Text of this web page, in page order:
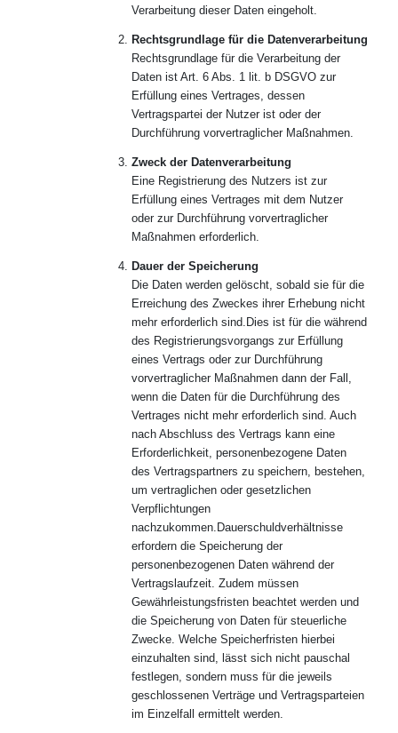
Verarbeitung dieser Daten eingeholt.
Rechtsgrundlage für die Datenverarbeitung
Rechtsgrundlage für die Verarbeitung der
Daten ist Art. 6 Abs. 1 lit. b DSGVO zur
Erfüllung eines Vertrages, dessen
Vertragspartei der Nutzer ist oder der
Durchführung vorvertraglicher Maßnahmen.
Zweck der Datenverarbeitung
Eine Registrierung des Nutzers ist zur
Erfüllung eines Vertrages mit dem Nutzer
oder zur Durchführung vorvertraglicher
Maßnahmen erforderlich.
Dauer der Speicherung
Die Daten werden gelöscht, sobald sie für die
Erreichung des Zweckes ihrer Erhebung nicht
mehr erforderlich sind.Dies ist für die während
des Registrierungsvorgangs zur Erfüllung
eines Vertrags oder zur Durchführung
vorvertraglicher Maßnahmen dann der Fall,
wenn die Daten für die Durchführung des
Vertrages nicht mehr erforderlich sind. Auch
nach Abschluss des Vertrags kann eine
Erforderlichkeit, personenbezogene Daten
des Vertragspartners zu speichern, bestehen,
um vertraglichen oder gesetzlichen
Verpflichtungen
nachzukommen.Dauerschuldverhältnisse
erfordern die Speicherung der
personenbezogenen Daten während der
Vertragslaufzeit. Zudem müssen
Gewährleistungsfristen beachtet werden und
die Speicherung von Daten für steuerliche
Zwecke. Welche Speicherfristen hierbei
einzuhalten sind, lässt sich nicht pauschal
festlegen, sondern muss für die jeweils
geschlossenen Verträge und Vertragsparteien
im Einzelfall ermittelt werden.